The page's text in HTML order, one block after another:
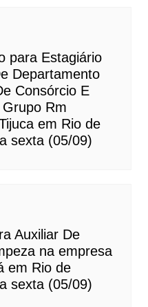
para Estagiário
Departamento
Consórcio E
Rm
em Rio de
sexta (05/09)
Auxiliar De
na empresa
em Rio de
sexta (05/09)